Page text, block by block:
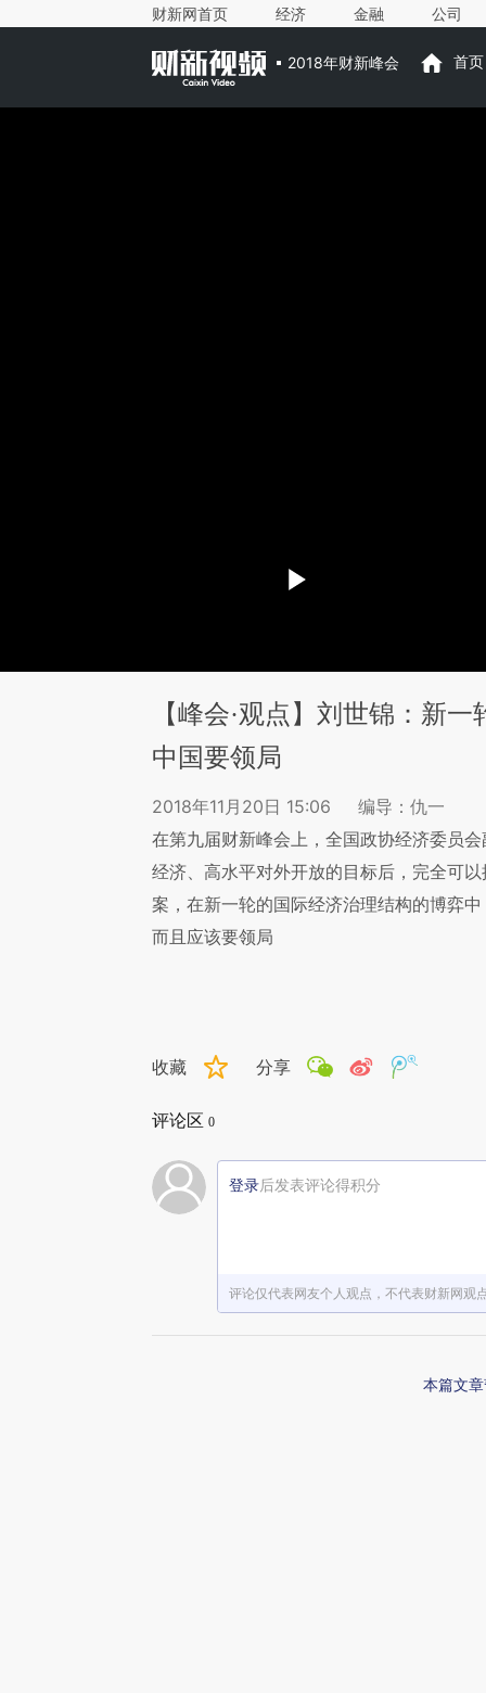
财新网首页 经济 金融 公司
2018年财新峰会 首页
【峰会·观点】刘世锦：新
中国要领局
2018年11月20日 15:06
编导：仇一
在第九届财新峰会上，全国政协经济委员
经济、高水平对外开放的目标后，完全可
案，在新一轮的国际经济治理结构的博弈
而且应该要领局
收藏 分享
评论区 0
登录后发表评论得积分
评论仅代表网友个人观点，不代表财新网观
本篇文